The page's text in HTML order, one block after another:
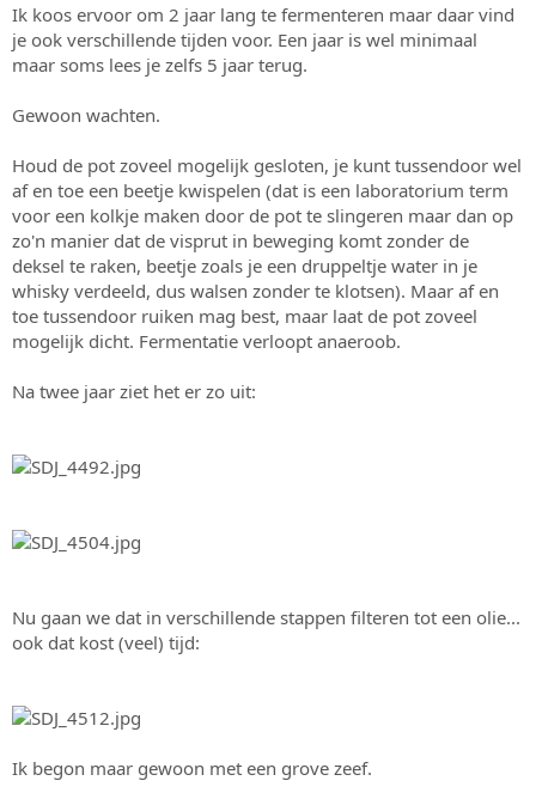
Ik koos ervoor om 2 jaar lang te fermenteren maar daar vind
je ook verschillende tijden voor. Een jaar is wel minimaal
maar soms lees je zelfs 5 jaar terug.
Gewoon wachten.
Houd de pot zoveel mogelijk gesloten, je kunt tussendoor wel
af en toe een beetje kwispelen (dat is een laboratorium term
voor een kolkje maken door de pot te slingeren maar dan op
zo'n manier dat de visprut in beweging komt zonder de
deksel te raken, beetje zoals je een druppeltje water in je
whisky verdeeld, dus walsen zonder te klotsen). Maar af en
toe tussendoor ruiken mag best, maar laat de pot zoveel
mogelijk dicht. Fermentatie verloopt anaeroob.
Na twee jaar ziet het er zo uit:
Nu gaan we dat in verschillende stappen filteren tot een olie...
ook dat kost (veel) tijd:
Ik begon maar gewoon met een grove zeef.